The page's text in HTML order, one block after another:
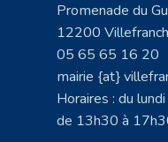
Promenade du
12200
05 65 65 16 20
mairie {at}
Horaires : du
de 13h30 à